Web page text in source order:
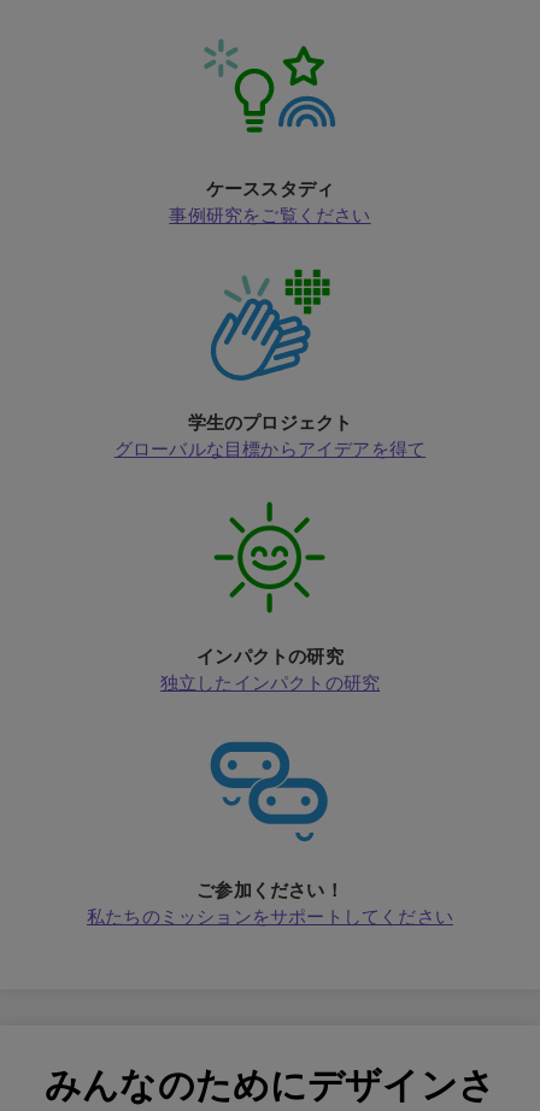
ケーススタディ
事例研究をご覧ください
学生のプロジェクト
グローバルな目標からアイデアを得て
インパクトの研究
独立したインパクトの研究
ご参加ください！
私たちのミッションをサポートしてください
みんなのためにデザインさ